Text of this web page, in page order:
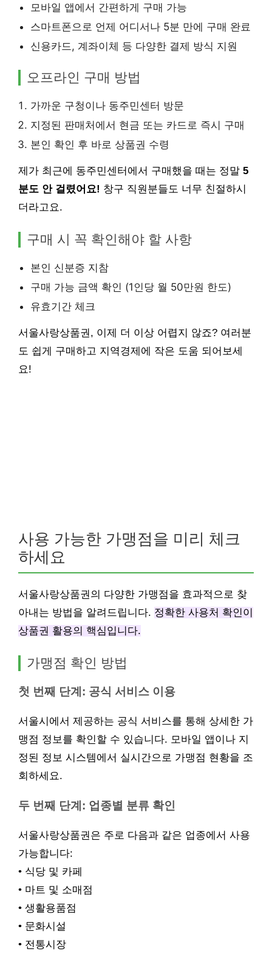
모바일 앱에서 간편하게 구매 가능
스마트폰으로 언제 어디서나 5분 만에 구매 완료
신용카드, 계좌이체 등 다양한 결제 방식 지원
오프라인 구매 방법
가까운 구청이나 동주민센터 방문
지정된 판매처에서 현금 또는 카드로 즉시 구매
본인 확인 후 바로 상품권 수령
제가 최근에 동주민센터에서 구매했을 때는 정말 5
분도 안 걸렸어요! 창구 직원분들도 너무 친절하시
더라고요.
구매 시 꼭 확인해야 할 사항
본인 신분증 지참
구매 가능 금액 확인 (1인당 월 50만원 한도)
유효기간 체크
서울사랑상품권, 이제 더 이상 어렵지 않죠? 여러분
도 쉽게 구매하고 지역경제에 작은 도움 되어보세
요!
사용 가능한 가맹점을 미리 체크
하세요
서울사랑상품권의 다양한 가맹점을 효과적으로 찾
아내는 방법을 알려드립니다. 정확한 사용처 확인이
상품권 활용의 핵심입니다.
가맹점 확인 방법
첫 번째 단계: 공식 서비스 이용
서울시에서 제공하는 공식 서비스를 통해 상세한 가
맹점 정보를 확인할 수 있습니다. 모바일 앱이나 지
정된 정보 시스템에서 실시간으로 가맹점 현황을 조
회하세요.
두 번째 단계: 업종별 분류 확인
서울사랑상품권은 주로 다음과 같은 업종에서 사용
가능합니다:
• 식당 및 카페
• 마트 및 소매점
• 생활용품점
• 문화시설
• 전통시장